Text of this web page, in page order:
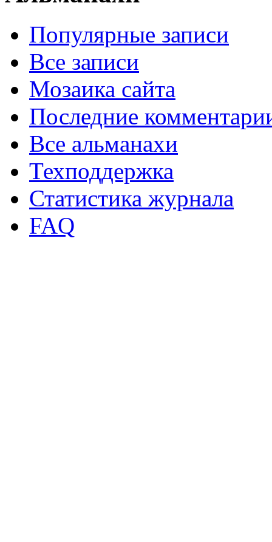
Популярные записи
Все записи
Мозаика сайта
Последние
Все альманахи
Техподдержка
Статистика журнала
FAQ